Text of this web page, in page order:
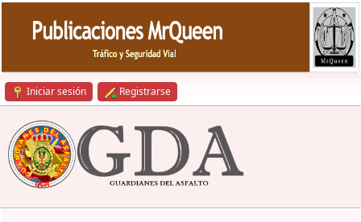
Iniciar sesión Registrarse